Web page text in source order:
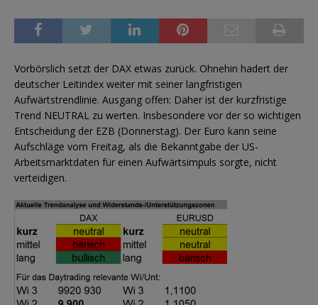
Vorbörslich setzt der DAX etwas zurück. Ohnehin hadert der
deutscher Leitindex weiter mit seiner langfristigen
Aufwärtstrendlinie. Ausgang offen: Daher ist der kurzfristige
Trend NEUTRAL zu werten. Insbesondere vor der so wichtigen
Entscheidung der EZB (Donnerstag). Der Euro kann seine
Aufschläge vom Freitag, als die Bekanntgabe der US-
Arbeitsmarktdaten für einen Aufwärtsimpuls sorgte, nicht
verteidigen.